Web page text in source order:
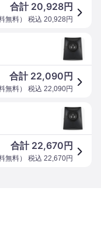
合計 20,928円
無料） 税込 20,928 円
合計 22,090 円
無料） 税込 22,090円
合計 22,670 円
無料） 税込 22,670円